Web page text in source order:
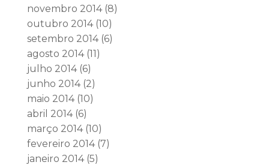
novembro 2014(8)
outubro 2014(10)
setembro 2014(6)
agosto 2014(11)
julho 2014(6)
junho 2014(2)
maio 2014(10)
abril 2014(6)
março 2014(10)
fevereiro 2014(7)
janeiro 2014(5)